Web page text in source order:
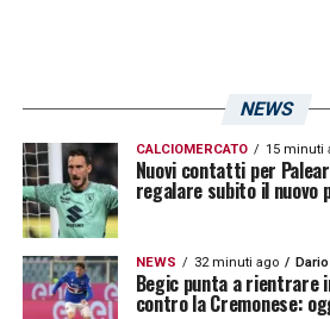
NEWS
CALCIOMERCATO 15 minuti
Nuovi contatti per
regalare subito il nuovo
NEWS 32 minuti ago
Begic punta a rientrare
contro la Cremonese: